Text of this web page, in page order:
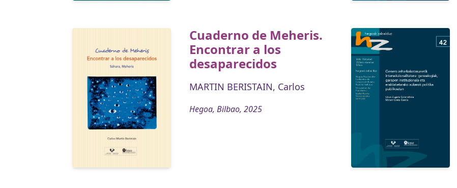
Cuaderno de Meheris.
Encontrar a los
desaparecidos
MARTIN BERISTAIN, Carlos
Hegoa, Bilbao, 2025